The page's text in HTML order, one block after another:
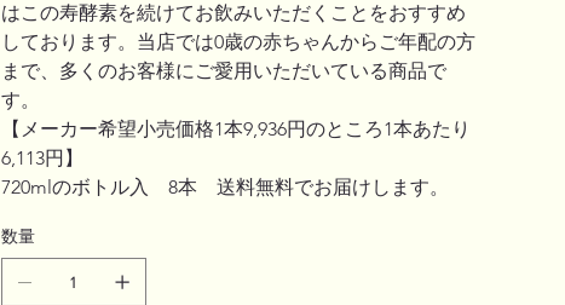
はこの寿酵素を続けてお飲みいただくことをおすすめ
しております。当店では0歳の赤ちゃんからご年配の方
まで、多くのお客様にご愛用いただいている商品で
す。
【メーカー希望小売価格1本9,936円のところ1本あたり
6,113円】
720mlのボトル入　8本　送料無料でお届けします。
数量